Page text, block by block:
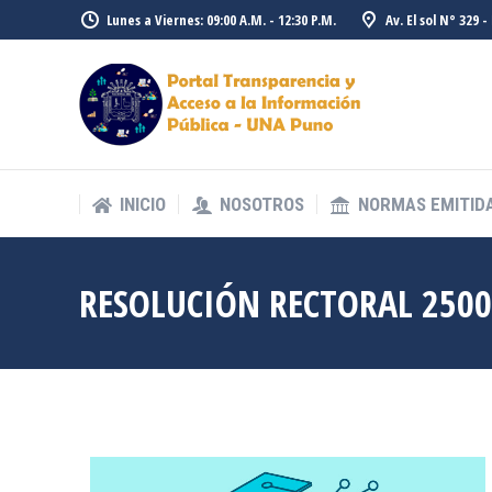
Lunes a Viernes: 09:00 A.M. - 12:30 P.M. Av. El sol N° 329
INICIO NOSOTROS NORMAS
RESOLUCIÓN RECTORAL
INICIO NOSOTROS NORMAS